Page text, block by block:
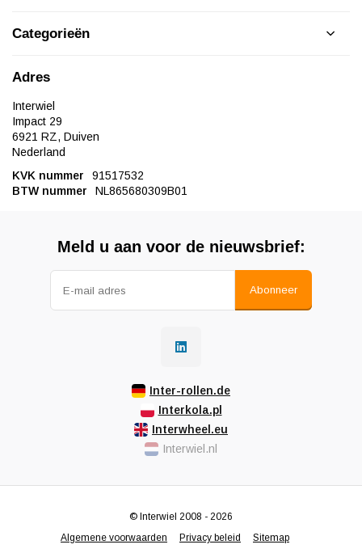
Categorieën
Adres
Interwiel
Impact 29
6921 RZ, Duiven
Nederland
KVK nummer
91517532
BTW nummer
NL865680309B01
Meld u aan voor de nieuwsbrief:
Abonneer
Inter-rollen.de
Interkola.pl
Interwheel.eu
Interwiel.nl
Algemene voorwaarden Privacy beleid Sitemap
© Interwiel 2008 - 2026